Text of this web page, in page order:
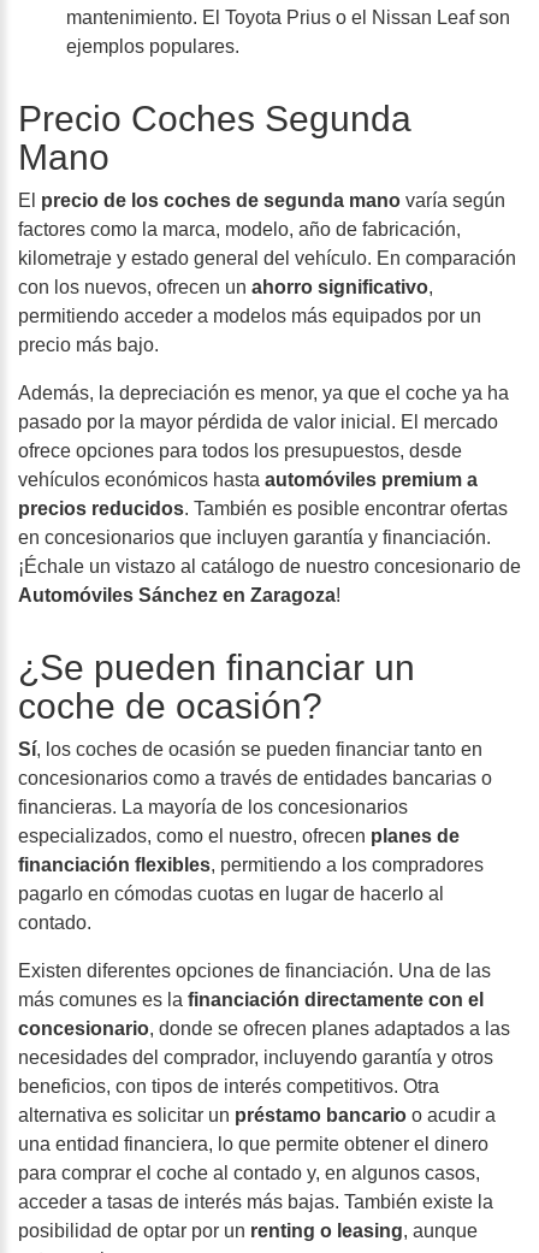
mantenimiento. El Toyota Prius o el Nissan Leaf son
ejemplos populares.
Precio Coches Segunda
Mano
El precio de los coches de segunda mano varía según
factores como la marca, modelo, año de fabricación,
kilometraje y estado general del vehículo. En comparación
con los nuevos, ofrecen un ahorro significativo,
permitiendo acceder a modelos más equipados por un
precio más bajo.
Además, la depreciación es menor, ya que el coche ya ha
pasado por la mayor pérdida de valor inicial. El mercado
ofrece opciones para todos los presupuestos, desde
vehículos económicos hasta automóviles premium a
precios reducidos. También es posible encontrar ofertas
en concesionarios que incluyen garantía y financiación.
¡Échale un vistazo al catálogo de nuestro concesionario de
Automóviles Sánchez en Zaragoza!
¿Se pueden financiar un
coche de ocasión?
Sí, los coches de ocasión se pueden financiar tanto en
concesionarios como a través de entidades bancarias o
financieras. La mayoría de los concesionarios
especializados, como el nuestro, ofrecen planes de
financiación flexibles, permitiendo a los compradores
pagarlo en cómodas cuotas en lugar de hacerlo al
contado.
Existen diferentes opciones de financiación. Una de las
más comunes es la financiación directamente con el
concesionario, donde se ofrecen planes adaptados a las
necesidades del comprador, incluyendo garantía y otros
beneficios, con tipos de interés competitivos. Otra
alternativa es solicitar un préstamo bancario o acudir a
una entidad financiera, lo que permite obtener el dinero
para comprar el coche al contado y, en algunos casos,
acceder a tasas de interés más bajas. También existe la
posibilidad de optar por un renting o leasing, aunque